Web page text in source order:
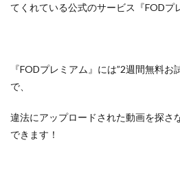
てくれている公式のサービス『FODプ
『FODプレミアム』には”2週間無料
で、
違法にアップロードされた動画を探さ
できます！